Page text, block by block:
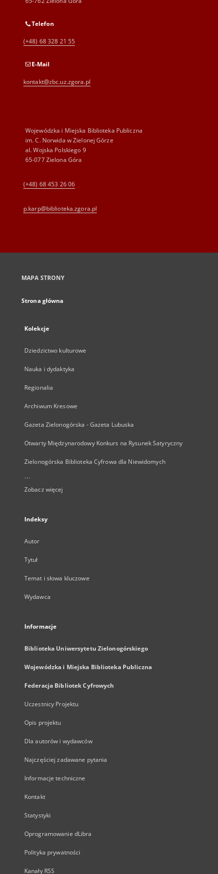
Telefon
(+48) 68 328 21 55
E-Mail
kontakt@zbc.uz.zgora.pl
Wojewódzka i Miejska Biblioteka Publiczna
im. C. Norwida w Zielonej Górze
al. Wojska Polskiego 9
65-077 Zielona Góra
(+48) 68 453 26 06
p.karp@biblioteka.zgora.pl
MAPA STRONY
Strona główna
Kolekcje
Dziedzictwo kulturowe
Nauka i dydaktyka
Regionalia
Archiwum Kresowe
Gazeta Zielonogórska - Gazeta Lubuska
Otwarty Międzynarodowy Konkurs na Rysunek Satyryczny
Zielonogórska Biblioteka Cyfrowa dla Niewidomych
...
Zobacz więcej
Indeksy
Autor
Tytuł
Temat i słowa kluczowe
Wydawca
Informacje
Biblioteka Uniwersytetu Zielonogórskiego
Wojewódzka i Miejska Biblioteka Publiczna
Federacja Bibliotek Cyfrowych
Uczestnicy Projektu
Opis projektu
Dla autorów i wydawców
Najczęściej zadawane pytania
Informacje techniczne
Kontakt
Statystyki
Oprogramowanie dLibra
Polityka prywatności
Kanały RSS